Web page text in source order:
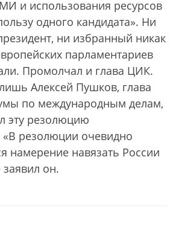
и использования ресурсов
одного кандидата». Ни
ни избранный никак
парламентариев
Промолчал и глава ЦИК.
Алексей Пушков, глава
по международным делам,
эту резолюцию
резолюции очевидно
намерение навязать России
он.